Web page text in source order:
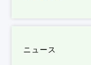
ニュース